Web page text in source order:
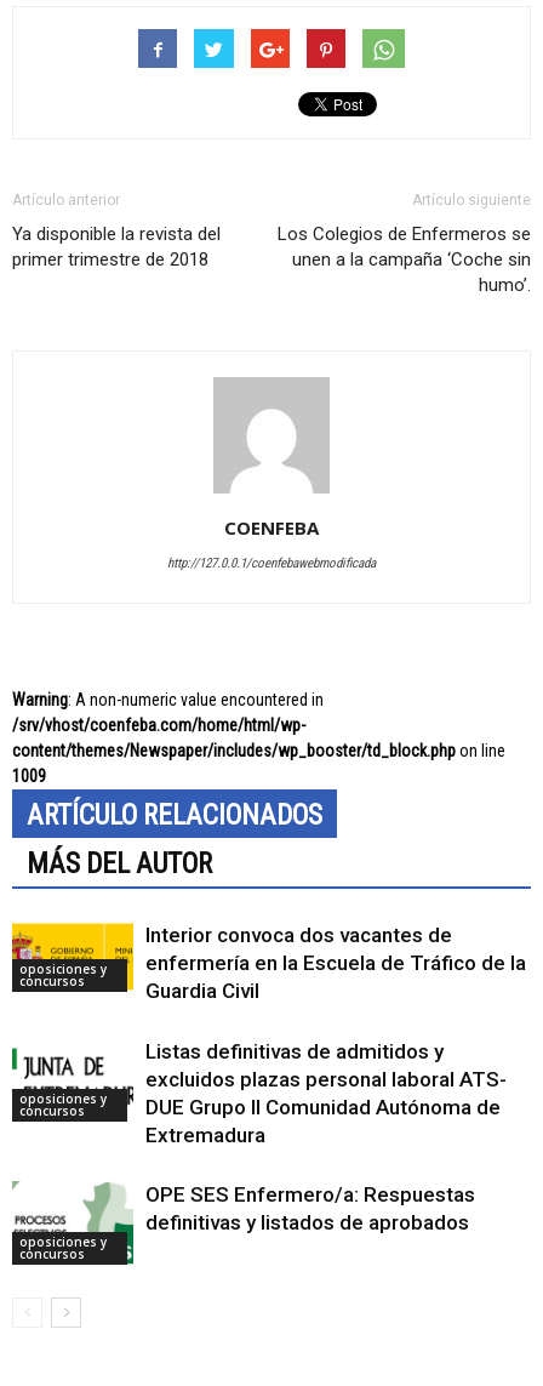
Artículo anterior
Ya disponible la revista del
primer trimestre de 2018
Artículo siguiente
Los Colegios de Enfermeros se
unen a la campaña ‘Coche sin
humo’.
COENFEBA
http://127.0.0.1/coenfebawebmodificada
Warning: A non-numeric value encountered in
/srv/vhost/coenfeba.com/home/html/wp-
content/themes/Newspaper/includes/wp_booster/td_block.phpon line
1009
ARTÍCULO RELACIONADOS
MÁS DEL AUTOR
oposiciones y
concursos
Interior convoca dos vacantes de
enfermería en la Escuela de Tráfico de la
Guardia Civil
oposiciones y
concursos
Listas definitivas de admitidos y
excluidos plazas personal laboral ATS-
DUE Grupo II Comunidad Autónoma de
Extremadura
oposiciones y
concursos
OPE SES Enfermero/a: Respuestas
definitivas y listados de aprobados